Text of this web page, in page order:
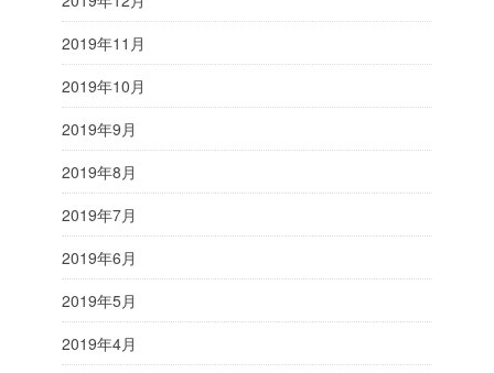
2019年11月
2019年10月
2019年9月
2019年8月
2019年7月
2019年6月
2019年5月
2019年4月